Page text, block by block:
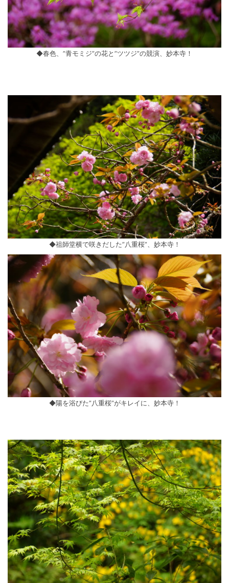
◆春色、”青モミジ”の花と”ツツジ”の競演、妙本寺！
◆祖師堂横で咲きだした”八重桜”、妙本寺！
◆陽を浴びた”八重桜”がキレイに、妙本寺！